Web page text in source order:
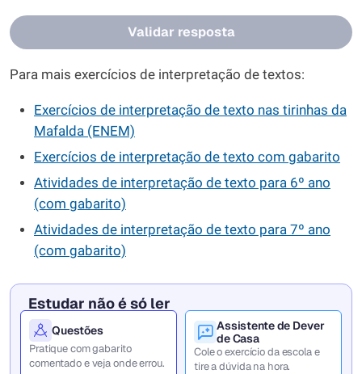
Validar resposta
Para mais exercícios de interpretação de textos:
Exercícios de interpretação de texto nas tirinhas da
Mafalda (ENEM)
Exercícios de interpretação de texto com gabarito
Atividades de interpretação de texto para 6º ano
(com gabarito)
Atividades de interpretação de texto para 7º ano
(com gabarito)
Estudar não é só ler
Questões
Pratique com gabarito
comentado e veja onde errou.
Assistente de Dever
de Casa
Cole o exercício da escola e
tire a dúvida na hora.